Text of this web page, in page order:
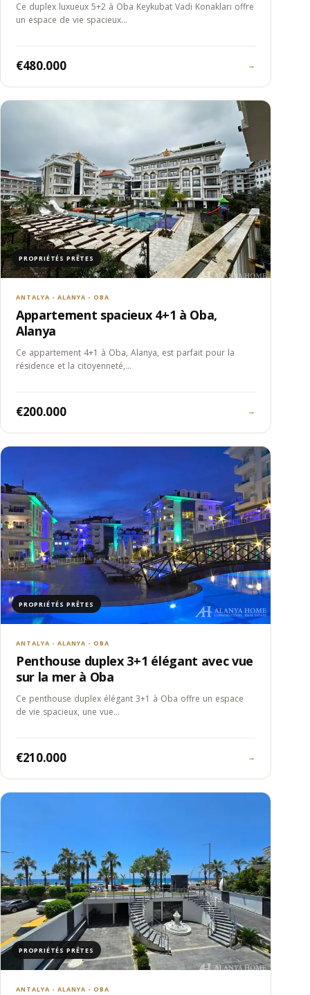
Ce duplex luxueux 5+2 à Oba Keykubat Vadi Konakları offre
un espace de vie spacieux…
€480.000 →
PROPRIÉTÉS PRÊTES
ANTALYA - ALANYA - OBA
Appartement spacieux 4+1 à Oba,
Alanya
Ce appartement 4+1 à Oba, Alanya, est parfait pour la
résidence et la citoyenneté,…
€200.000 →
PROPRIÉTÉS PRÊTES
ANTALYA - ALANYA - OBA
Penthouse duplex 3+1 élégant avec vue
sur la mer à Oba
Ce penthouse duplex élégant 3+1 à Oba offre un espace
de vie spacieux, une vue…
€210.000 →
PROPRIÉTÉS PRÊTES
ANTALYA - ALANYA - OBA